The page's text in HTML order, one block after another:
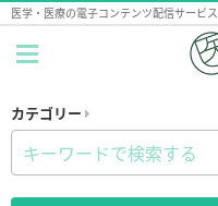
医学・医療の電子コンテンツ配信サービス
カテゴリー